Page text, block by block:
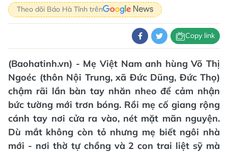
Theo dõi Báo Hà Tĩnh trên
Copy link
(Baohatinh.vn) - Mẹ Việt Nam anh hùng Võ Thị
Ngoéc (thôn Nội Trung, xã Đức Dũng, Đức Thọ)
chậm rãi lần bàn tay nhăn nheo để cảm nhận
bức tường mới trơn bóng. Rồi mẹ cố giang rộng
cánh tay nơi cửa ra vào, nét mặt mãn nguyện.
Dù mắt không còn tỏ nhưng mẹ biết ngôi nhà
mới - nơi thờ tự chồng và 2 con trai liệt sỹ mà